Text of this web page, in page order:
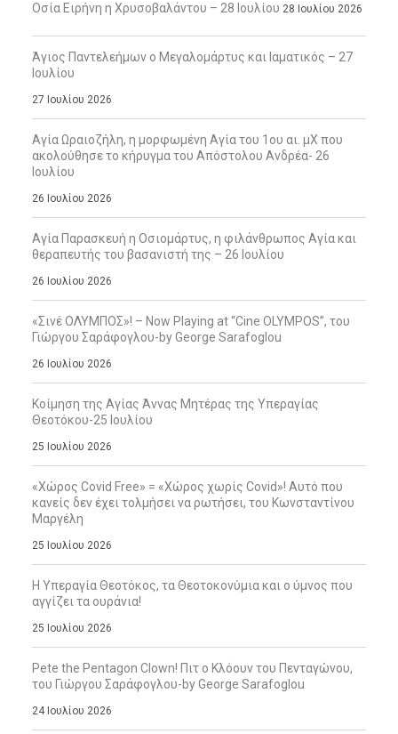
Οσία Ειρήνη η Χρυσοβαλάντου – 28 Ιουλίου 28 Ιουλίου 2026
Άγιος Παντελεήμων ο Μεγαλομάρτυς και Ιαματικός – 27
Ιουλίου
27 Ιουλίου 2026
Αγία Ωραιοζήλη, η μορφωμένη Αγία του 1ου αι. μΧ που
ακολούθησε το κήρυγμα του Απόστολου Ανδρέα- 26
Ιουλίου
26 Ιουλίου 2026
Αγία Παρασκευή η Οσιομάρτυς, η φιλάνθρωπος Αγία και
θεραπευτής του βασανιστή της – 26 Ιουλίου
26 Ιουλίου 2026
«Σινέ ΟΛΥΜΠΟΣ»! – Now Playing at “Cine OLYMPOS”, του
Γιώργου Σαράφογλου-by George Sarafoglou
26 Ιουλίου 2026
Κοίμηση της Αγίας Άννας Μητέρας της Υπεραγίας
Θεοτόκου-25 Ιουλίου
25 Ιουλίου 2026
«Χώρος Covid Free» = «Χώρος χωρίς Covid»! Αυτό που
κανείς δεν έχει τολμήσει να ρωτήσει, του Κωνσταντίνου
Μαργέλη
25 Ιουλίου 2026
Η Υπεραγία Θεοτόκος, τα Θεοτοκονύμια και ο ύμνος που
αγγίζει τα ουράνια!
25 Ιουλίου 2026
Pete the Pentagon Clown! Πιτ ο Κλόουν του Πενταγώνου,
του Γιώργου Σαράφογλου-by George Sarafoglou
24 Ιουλίου 2026